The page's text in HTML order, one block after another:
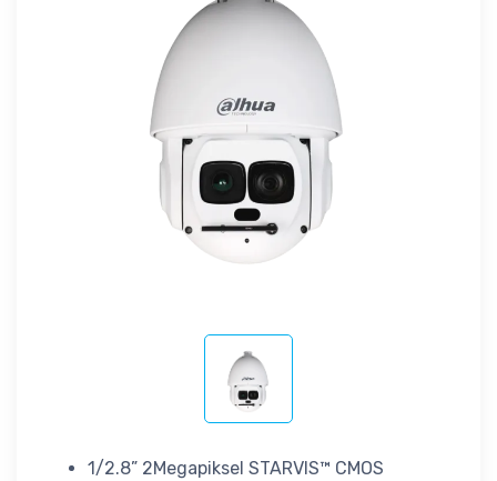
1/2.8” 2Megapiksel STARVIS™ CMOS